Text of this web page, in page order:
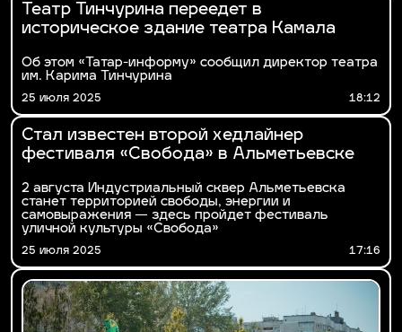
Театр Тинчурина переедет в
историческое здание театра Камала
Об этом «Татар-информу» сообщил директор театра
им. Карима Тинчурина
25 июля 2025 18:12
Стал известен второй хедлайнер
фестиваля «Свобода» в Альметьевске
2 августа Индустриальный сквер Альметьевска
станет территорией свободы, энергии и
самовыражения — здесь пройдет фестиваль
уличной культуры «Свобода»
25 июля 2025 17:16